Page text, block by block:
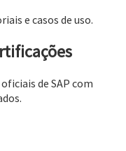
e casos de uso.
de SAP com